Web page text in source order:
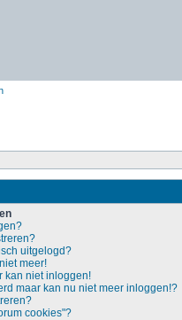
uitgelogd?
meer!
kan niet inloggen!
maar kan nu niet meer inloggen!?
cookies"?